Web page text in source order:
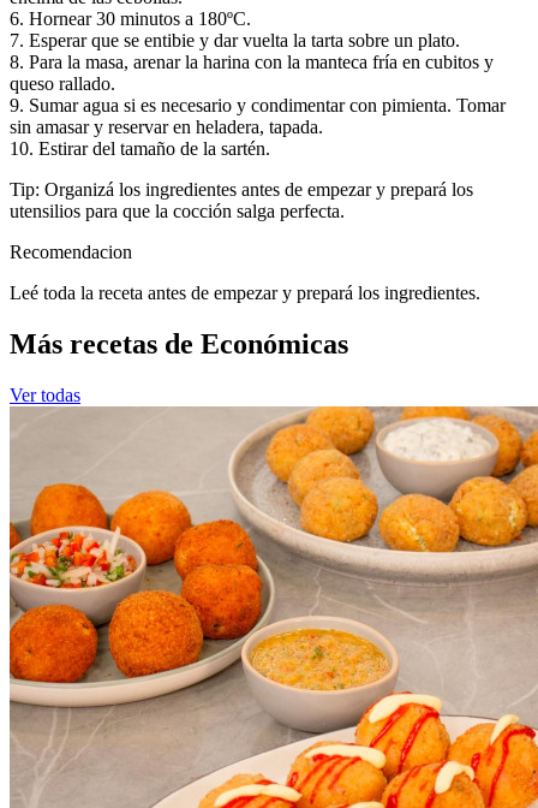
6. Hornear 30 minutos a 180ºC.
7. Esperar que se entibie y dar vuelta la tarta sobre un plato.
8. Para la masa, arenar la harina con la manteca fría en cubitos y
queso rallado.
9. Sumar agua si es necesario y condimentar con pimienta. Tomar
sin amasar y reservar en heladera, tapada.
10. Estirar del tamaño de la sartén.
Tip: Organizá los ingredientes antes de empezar y prepará los
utensilios para que la cocción salga perfecta.
Recomendacion
Leé toda la receta antes de empezar y prepará los ingredientes.
Más recetas de Económicas
Ver todas